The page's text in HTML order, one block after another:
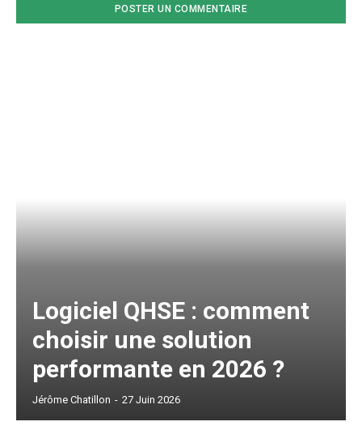
Logiciel QHSE : comment
choisir une solution
performante en 2026 ?
Jérôme Chatillon - 27 Juin 2026